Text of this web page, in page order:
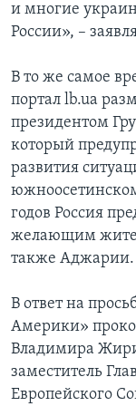
и многие
России», –
В то же самое
портал lb.ua
президентом
который
развития
годов Россия
желающим
также Аджарии.
В ответ на
Америки»
Владимира
заместитель
Европейского